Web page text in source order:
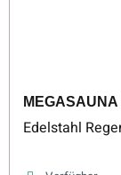
MEGASAUNA
Edelstahl